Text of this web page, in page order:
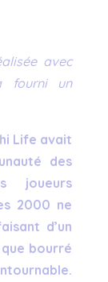
avec
fourni un
Life avait
des
joueurs
2000 ne
d’un
bourré